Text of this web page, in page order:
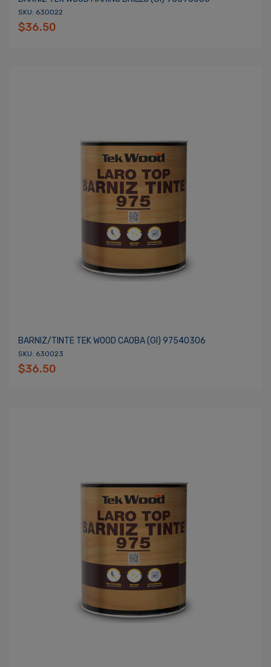
SKU: 630022
$36.50
BARNIZ/TINTE TEK WOOD CAOBA (gl) 97540306
SKU: 630023
$36.50